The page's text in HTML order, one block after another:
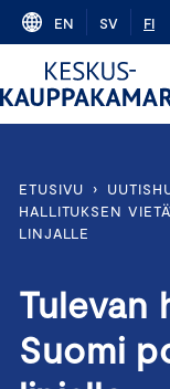
Skip
content
EN SV FI
ETUSIVU ›
HALLITUKSEN
LINJALLE
Tulevan
Suomi